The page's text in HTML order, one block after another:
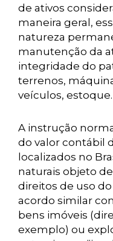
de ativos
maneira geral,
natureza
manutenção da
integridade do
terrenos,
veículos, estoque.
A instrução
do valor contábil
localizados no
naturais objeto
direitos de uso
acordo similar
bens imóveis
exemplo) ou